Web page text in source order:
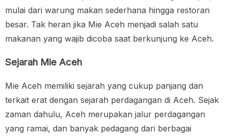
mulai dari warung makan sederhana hingga restoran
besar. Tak heran jika Mie Aceh menjadi salah satu
makanan yang wajib dicoba saat berkunjung ke Aceh.
Sejarah Mie Aceh
Mie Aceh memiliki sejarah yang cukup panjang dan
terkait erat dengan sejarah perdagangan di Aceh. Sejak
zaman dahulu, Aceh merupakan jalur perdagangan
yang ramai, dan banyak pedagang dari berbagai